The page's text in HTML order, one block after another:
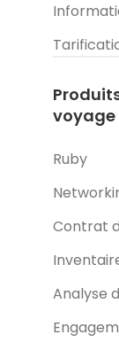
voyage
Ruby
Contrat
Analyse